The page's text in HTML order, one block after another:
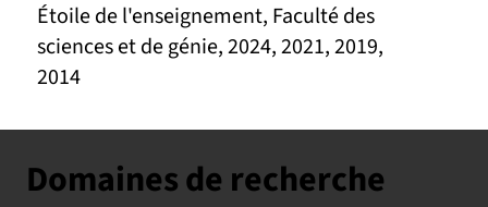
Étoile de l'enseignement, Faculté des
sciences et de génie, 2024, 2021, 2019,
2014
Domaines de recherche